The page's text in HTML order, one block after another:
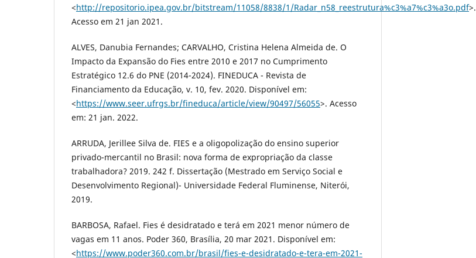
<http://repositorio.ipea.gov.br/bitstream/11058/8838/1/Radar_n58_reestrutura%c3%a7%c3%a3o.pdf>.
Acesso em 21 jan 2021.
ALVES, Danubia Fernandes; CARVALHO, Cristina Helena Almeida de. O
Impacto da Expansão do Fies entre 2010 e 2017 no Cumprimento
Estratégico 12.6 do PNE (2014-2024). FINEDUCA - Revista de
Financiamento da Educação, v. 10, fev. 2020. Disponível em:
<https://www.seer.ufrgs.br/fineduca/article/view/90497/56055>. Acesso
em: 21 jan. 2022.
ARRUDA, Jerillee Silva de. FIES e a oligopolização do ensino superior
privado-mercantil no Brasil: nova forma de expropriação da classe
trabalhadora? 2019. 242 f. Dissertação (Mestrado em Serviço Social e
Desenvolvimento Regional)- Universidade Federal Fluminense, Niterói,
2019.
BARBOSA, Rafael. Fies é desidratado e terá em 2021 menor número de
vagas em 11 anos. Poder 360, Brasília, 20 mar 2021. Disponível em:
<https://www.poder360.com.br/brasil/fies-e-desidratado-e-tera-em-2021-